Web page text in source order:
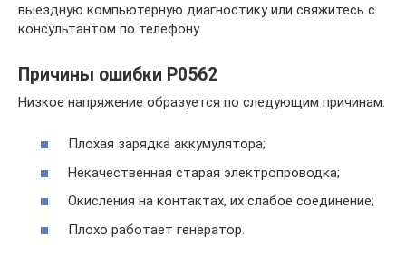
выездную компьютерную диагностику или свяжитесь с
консультантом по телефону
Причины ошибки P0562
Низкое напряжение образуется по следующим причинам:
Плохая зарядка аккумулятора;
Некачественная старая электропроводка;
Окисления на контактах, их слабое соединение;
Плохо работает генератор.